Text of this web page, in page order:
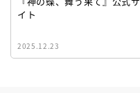
イト
2025.12.23